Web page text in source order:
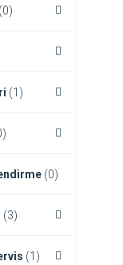
(0)
(1)
(0)
(3)
(1)